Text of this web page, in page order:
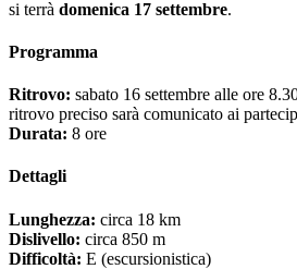
si terrà domenica 17 settembre.
Programma
Ritrovo: sabato 16 settembre alle ore
ritrovo preciso sarà comunicato ai
Durata: 8 ore
Dettagli
Lunghezza: circa 18 km
Dislivello: circa 850 m
Difficoltà: E (escursionistica)